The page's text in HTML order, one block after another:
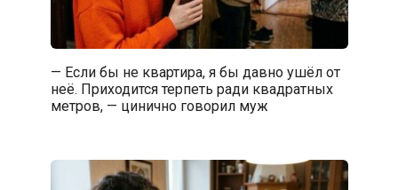
— Если бы не квартира, я бы давно ушёл от
неё. Приходится терпеть ради квадратных
метров, — цинично говорил муж